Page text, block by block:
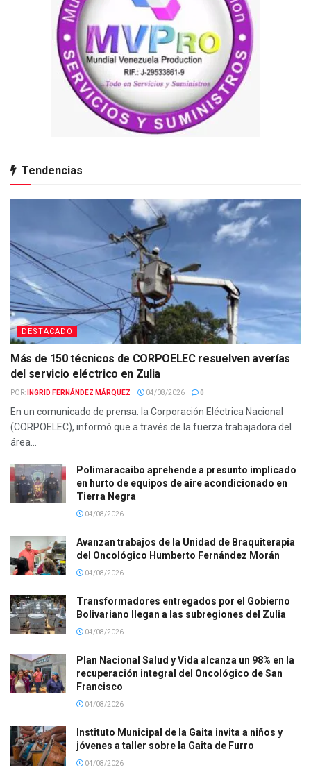
Tendencias
DESTACADO
Más de 150 técnicos de CORPOELEC resuelven averías
del servicio eléctrico en Zulia
POR: INGRID FERNÁNDEZ MÁRQUEZ 04/08/2026 0
En un comunicado de prensa. la Corporación Eléctrica Nacional
(CORPOELEC), informó que a través de la fuerza trabajadora del
área...
Polimaracaibo aprehende a presunto implicado
en hurto de equipos de aire acondicionado en
Tierra Negra
04/08/2026
Avanzan trabajos de la Unidad de Braquiterapia
del Oncológico Humberto Fernández Morán
04/08/2026
Transformadores entregados por el Gobierno
Bolivariano llegan a las subregiones del Zulia
04/08/2026
Plan Nacional Salud y Vida alcanza un 98% en la
recuperación integral del Oncológico de San
Francisco
04/08/2026
Instituto Municipal de la Gaita invita a niños y
jóvenes a taller sobre la Gaita de Furro
04/08/2026